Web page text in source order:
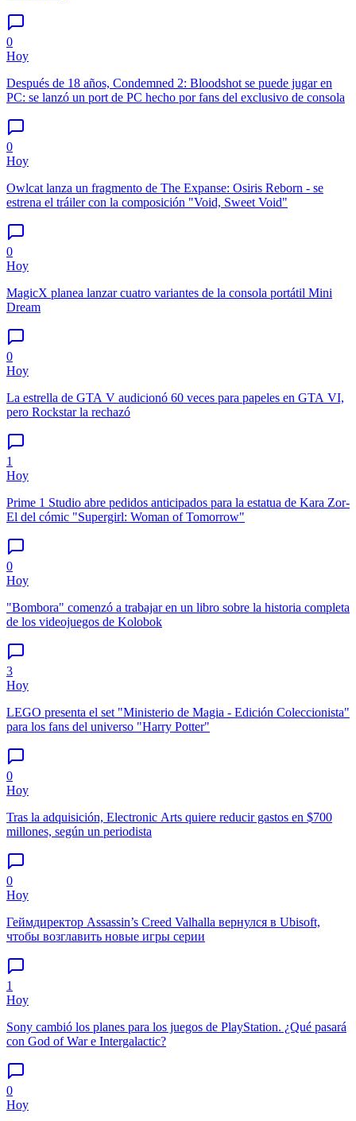
0
Hoy
Después de 18 años, Condemned 2: Bloodshot se puede jugar en
PC: se lanzó un port de PC hecho por fans del exclusivo de consola
0
Hoy
Owlcat lanza un fragmento de The Expanse: Osiris Reborn - se
estrena el tráiler con la composición "Void, Sweet Void"
0
Hoy
MagicX planea lanzar cuatro variantes de la consola portátil Mini
Dream
0
Hoy
La estrella de GTA V audicionó 60 veces para papeles en GTA VI,
pero Rockstar la rechazó
1
Hoy
Prime 1 Studio abre pedidos anticipados para la estatua de Kara Zor-
El del cómic "Supergirl: Woman of Tomorrow"
0
Hoy
"Bombora" comenzó a trabajar en un libro sobre la historia completa
de los videojuegos de Kolobok
3
Hoy
LEGO presenta el set "Ministerio de Magia - Edición Coleccionista"
para los fans del universo "Harry Potter"
0
Hoy
Tras la adquisición, Electronic Arts quiere reducir gastos en $700
millones, según un periodista
0
Hoy
Геймдиректор Assassin’s Creed Valhalla вернулся в Ubisoft,
чтобы возглавить новые игры серии
1
Hoy
Sony cambió los planes para los juegos de PlayStation. ¿Qué pasará
con God of War e Intergalactic?
0
Hoy